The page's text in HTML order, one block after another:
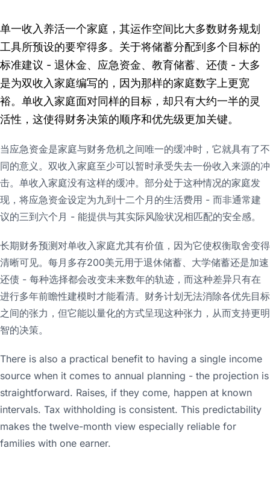
单一收入养活一个家庭，其运作空间比大多数财务规划
工具所预设的要窄得多。关于将储蓄分配到多个目标的
标准建议 - 退休金、应急资金、教育储蓄、还债 - 大多
是为双收入家庭编写的，因为那样的家庭数字上更宽
裕。单收入家庭面对同样的目标，却只有大约一半的灵
活性，这使得财务决策的顺序和优先级更加关键。
当应急资金是家庭与财务危机之间唯一的缓冲时，它就具有了不
同的意义。双收入家庭至少可以暂时承受失去一份收入来源的冲
击。单收入家庭没有这样的缓冲。部分处于这种情况的家庭发
现，将应急资金设定为九到十二个月的生活费用 - 而非通常建
议的三到六个月 - 能提供与其实际风险状况相匹配的安全感。
长期财务预测对单收入家庭尤其有价值，因为它使权衡取舍变得
清晰可见。每月多存200美元用于退休储蓄、大学储蓄还是加速
还债 - 每种选择都会改变未来数年的轨迹，而这种差异只有在
进行多年前瞻性建模时才能看清。财务计划无法消除各优先目标
之间的张力，但它能以量化的方式呈现这种张力，从而支持更明
智的决策。
There is also a practical benefit to having a single income
source when it comes to annual planning - the projection is
straightforward. Raises, if they come, happen at known
intervals. Tax withholding is consistent. This predictability
makes the twelve-month view especially reliable for
families with one earner.